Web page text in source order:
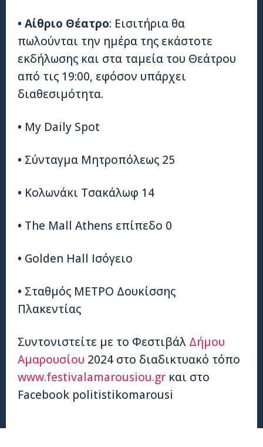
• Αίθριο Θέατρο: Εισιτήρια θα
πωλούνται την ημέρα της εκάστοτε
εκδήλωσης και στα ταμεία του Θεάτρου
από τις 19:00, εφόσον υπάρχει
διαθεσιμότητα.
• My Daily Spot
• Σύνταγμα Μητροπόλεως 25
• Κολωνάκι Τσακάλωφ 14
• The Mall Athens επίπεδο 0
• Golden Hall Ισόγειο
• Σταθμός ΜΕΤΡΟ Δουκίσσης
Πλακεντίας
Συντονιστείτε με το Φεστιβάλ Δήμου
Αμαρουσίου 2024 στο διαδικτυακό τόπο
www.festivalamarousiou.gr και στο
Facebook politistikomarousi